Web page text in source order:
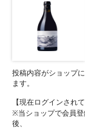
投稿内容がショップ
ます。
【現在ログインされ
※当ショップで会員
後、